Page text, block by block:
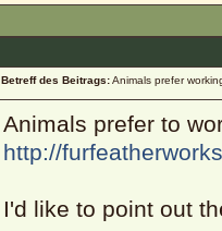
Betreff des Beitrags:Animals prefer
Animals prefer to
http://
I'd like to point out